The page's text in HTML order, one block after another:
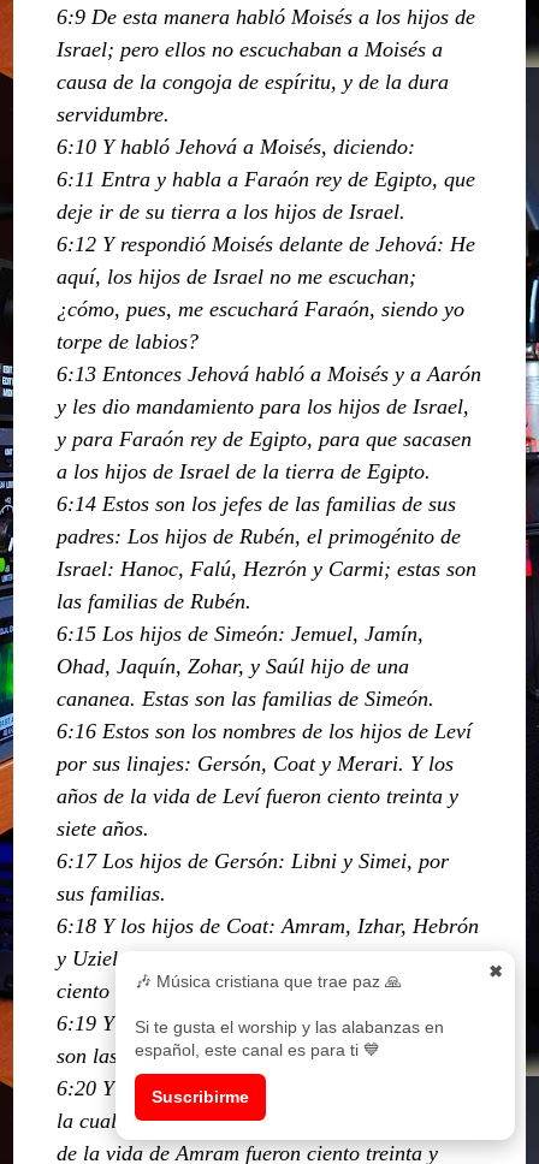
6:9 De esta manera habló Moisés a los hijos de
Israel; pero ellos no escuchaban a Moisés a
causa de la congoja de espíritu, y de la dura
servidumbre.
6:10 Y habló Jehová a Moisés, diciendo:
6:11 Entra y habla a Faraón rey de Egipto, que
deje ir de su tierra a los hijos de Israel.
6:12 Y respondió Moisés delante de Jehová: He
aquí, los hijos de Israel no me escuchan;
¿cómo, pues, me escuchará Faraón, siendo yo
torpe de labios?
6:13 Entonces Jehová habló a Moisés y a Aarón
y les dio mandamiento para los hijos de Israel,
y para Faraón rey de Egipto, para que sacasen
a los hijos de Israel de la tierra de Egipto.
6:14 Estos son los jefes de las familias de sus
padres: Los hijos de Rubén, el primogénito de
Israel: Hanoc, Falú, Hezrón y Carmi; estas son
las familias de Rubén.
6:15 Los hijos de Simeón: Jemuel, Jamín,
Ohad, Jaquín, Zohar, y Saúl hijo de una
cananea. Estas son las familias de Simeón.
6:16 Estos son los nombres de los hijos de Leví
por sus linajes: Gersón, Coat y Merari. Y los
años de la vida de Leví fueron ciento treinta y
siete años.
6:17 Los hijos de Gersón: Libni y Simei, por
sus familias.
6:18 Y los hijos de Coat: Amram, Izhar, Hebrón
y Uziel. Y los años de la vida de Coat fueron
ciento treinta y tres años.
6:19 Y los hijos de Merari: Mahli y Musi. Estas
son las familas de Leví por sus linajes.
6:20 Y Amram tomó por mujer a Jocabed su tía,
la cual dio a luz a Aarón y a Moisés. Y los años
de la vida de Amram fueron ciento treinta y
✖
🎶 Música cristiana que trae paz 🙏
Si te gusta el worship y las alabanzas en
español, este canal es para ti 💙
Suscribirme